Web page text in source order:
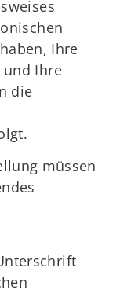
Ihre
und Ihre
die
müssen